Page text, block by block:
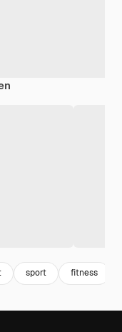
sport fitness